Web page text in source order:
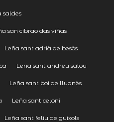
saldes
san cibrao das viñas
Leña sant adrià de besòs
Leña sant andreu salou
Leña sant boi de lluanès
Leña sant celoni
Leña sant feliu de guíxols